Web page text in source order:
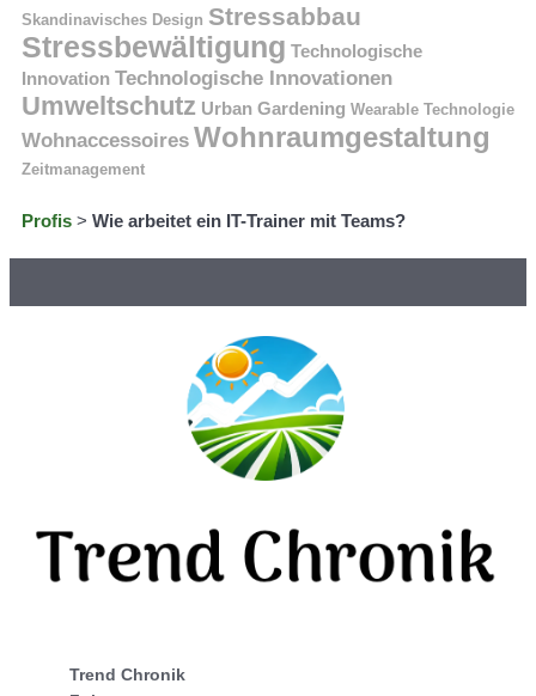
Skandinavisches Design Stressabbau
Stressbewältigung Technologische
Innovation Technologische Innovationen
Umweltschutz Urban Gardening Wearable Technologie
Wohnaccessoires Wohnraumgestaltung
Zeitmanagement
Profis > Wie arbeitet ein IT-Trainer mit Teams?
Trend Chronik